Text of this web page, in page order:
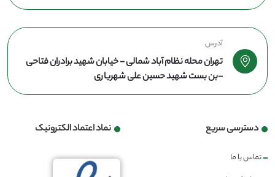
آدرس
تهران محله نظام آباد شمالی - خیابان شهید برادران فتاحی
-بن بست شهید حسین علی شهریاری
دسترسی سریع
تماس با ما
نماد اعتماد الکترونیک